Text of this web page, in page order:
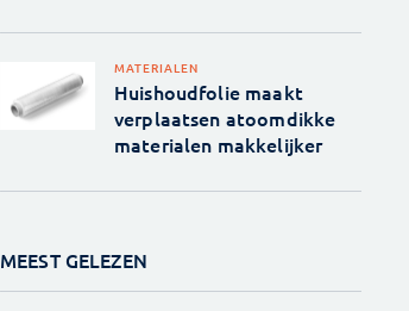
MATERIALEN
Huishoudfolie maakt
verplaatsen atoomdikke
materialen makkelijker
MEEST GELEZEN